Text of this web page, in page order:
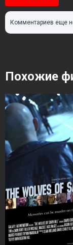
Комментариев еще
Похожие